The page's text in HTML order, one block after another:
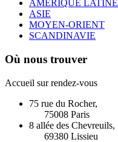
AMÉRIQUE LATINE
ASIE
MOYEN-ORIENT
SCANDINAVIE
Où nous trouver
Accueil sur rendez-vous
75 rue du Rocher,
75008 Paris
8 allée des Chevreuils,
69380 Lissieu